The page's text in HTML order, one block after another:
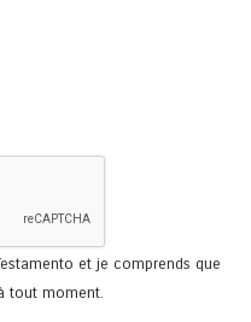
et je comprends que
tout moment.